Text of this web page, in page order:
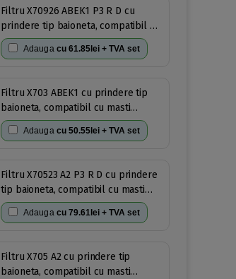
Filtru X70926 ABEK1 P3 R D cu
prindere tip baioneta, compatibil cu
masti Oxyline X6,X8, 3M 6100, 3M
6200, 3M 6300,3M6800(2 buc/set)
Adaugacu61.85lei + TVA set
Filtru X703 ABEK1 cu prindere tip
baioneta, compatibil cu masti
Oxyline X6,X8, 3M 6100, 3M 6200, 3M
6300,3M6800(2 buc/set)
Adaugacu50.55lei + TVA set
Filtru X70523 A2 P3 R D cu prindere
tip baioneta, compatibil cu masti
Oxyline X6,X8, 3M 6100, 3M 6200, 3M
6300,3M6800(2 buc/set)
Adaugacu79.61lei + TVA set
Filtru X705 A2 cu prindere tip
baioneta, compatibil cu masti